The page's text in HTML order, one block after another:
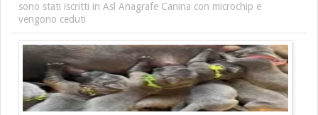
sono stati iscritti in Asl Anagrafe Canina con microchip e
vengono ceduti